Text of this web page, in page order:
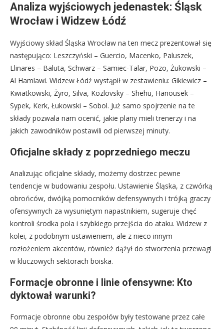
Analiza wyjściowych jedenastek: Śląsk
Wrocław i Widzew Łódź
Wyjściowy skład Śląska Wrocław na ten mecz prezentował się
następująco: Leszczyński – Guercio, Macenko, Paluszek,
Llinares – Baluta, Schwarz – Samiec-Talar, Pozo, Żukowski –
Al Hamlawi. Widzew Łódź wystąpił w zestawieniu: Gikiewicz –
Kwiatkowski, Żyro, Silva, Kozlovsky – Shehu, Hanousek –
Sypek, Kerk, Łukowski – Sobol. Już samo spojrzenie na te
składy pozwala nam ocenić, jakie plany mieli trenerzy i na
jakich zawodników postawili od pierwszej minuty.
Oficjalne składy z poprzedniego meczu
Analizując oficjalne składy, możemy dostrzec pewne
tendencje w budowaniu zespołu. Ustawienie Śląska, z czwórką
obrońców, dwójką pomocników defensywnych i trójką graczy
ofensywnych za wysuniętym napastnikiem, sugeruje chęć
kontroli środka pola i szybkiego przejścia do ataku. Widzew z
kolei, z podobnym ustawieniem, ale z nieco innym
rozłożeniem akcentów, również dążył do stworzenia przewagi
w kluczowych sektorach boiska.
Formacje obronne i linie ofensywne: Kto
dyktował warunki?
Formacje obronne obu zespołów były testowane przez całe